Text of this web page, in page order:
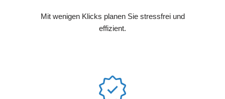
Mit wenigen Klicks planen Sie stressfrei und
effizient.